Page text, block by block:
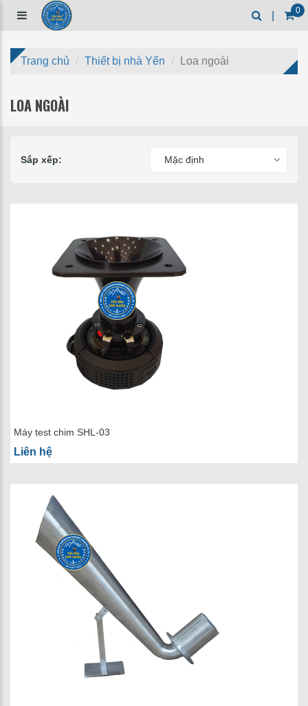
0
Trang chủ Thiết bị nhà Yến Loa ngoài
LOA NGOÀI
Sắp xếp: Mặc định
Máy test chim SHL-03
Liên hệ